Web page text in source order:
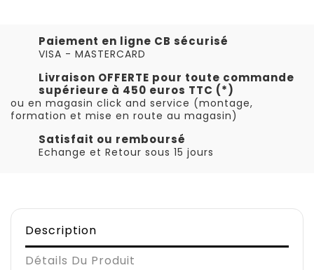
Paiement en ligne CB sécurisé
VISA - MASTERCARD
Livraison OFFERTE pour toute commande
supérieure à 450 euros TTC (*)
ou en magasin click and service (montage,
formation et mise en route au magasin)
Satisfait ou remboursé
Echange et Retour sous 15 jours
Description
Détails Du Produit